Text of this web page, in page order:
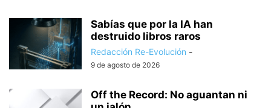
Sabías que por la IA han
destruido libros raros
Redacción Re-Evolución -
9 de agosto de 2026
Off the Record: No aguantan ni